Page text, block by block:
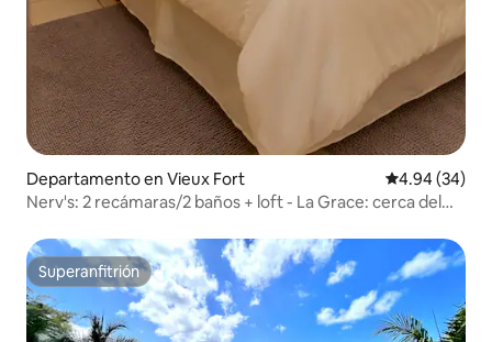
Departamento en Vieux Fort Calificación
4.94 (34)
Nerv's: 2 recámaras/2 baños + loft - La Grace: cerca del
Superanfitrión
Superanfitrión